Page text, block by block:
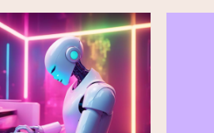
Khoảng
giá:
từ
199.000 ₫
đến
599.000 ₫